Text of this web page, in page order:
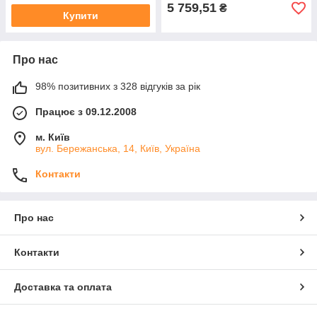
Купити
5 759,51 ₴
Про нас
98% позитивних з 328 відгуків за рік
Працює з 09.12.2008
м. Київ
вул. Бережанська, 14, Київ, Україна
Контакти
Про нас
Контакти
Доставка та оплата